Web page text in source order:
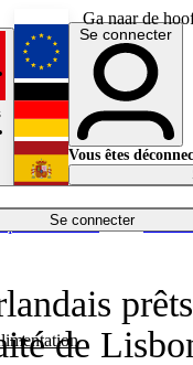
Ga naar de
Se connecter
Économie
English
Deutsch
Español
Se connecter
Vous êtes
de